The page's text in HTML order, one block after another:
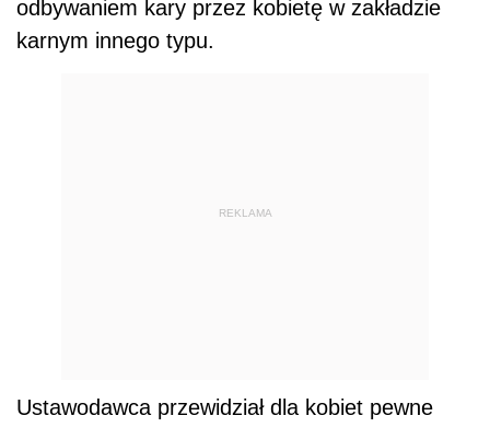
odbywaniem kary przez kobietę w zakładzie
karnym innego typu.
REKLAMA
Ustawodawca przewidział dla kobiet pewne